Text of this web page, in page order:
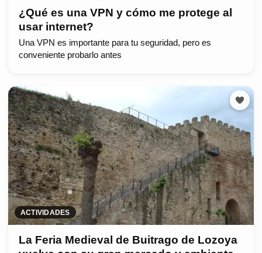
¿Qué es una VPN y cómo me protege al
usar internet?
Una VPN es importante para tu seguridad, pero es
conveniente probarlo antes
ACTIVIDADES
La Feria Medieval de Buitrago de Lozoya